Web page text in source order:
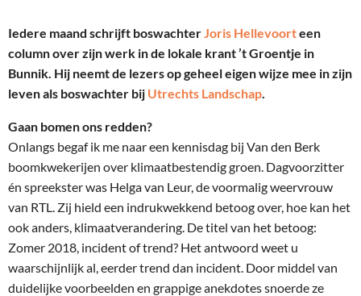
Iedere maand schrijft boswachterJoris Hellevoorteen
column over zijn werk in de lokale krant ’t Groentje in
Bunnik. Hij neemt de lezers op geheel eigen wijze mee in zijn
leven als boswachter bij Utrechts Landschap.
Gaan bomen ons redden?
Onlangs begaf ik me naar een kennisdag bij Van den Berk
boomkwekerijen over klimaatbestendig groen. Dagvoorzitter
én spreekster was Helga van Leur, de voormalig weervrouw
van RTL. Zij hield een indrukwekkend betoog over, hoe kan het
ook anders, klimaatverandering. De titel van het betoog:
Zomer 2018, incident of trend? Het antwoord weet u
waarschijnlijk al, eerder trend dan incident. Door middel van
duidelijke voorbeelden en grappige anekdotes snoerde ze